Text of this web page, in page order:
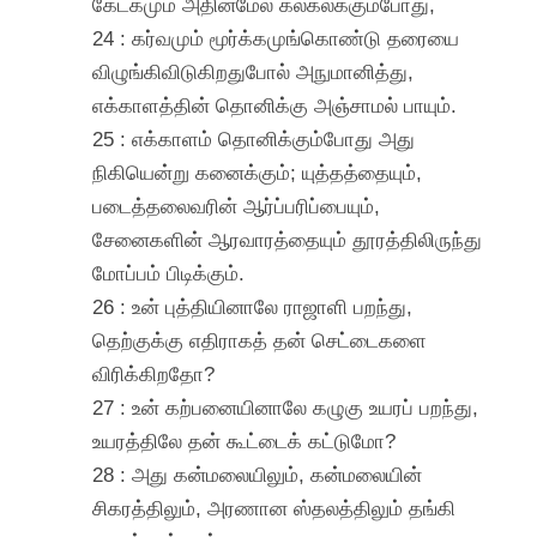
24 : கர்வமும் மூர்க்கமுங்கொண்டு தரையை
விழுங்கிவிடுகிறதுபோல் அநுமானித்து,
எக்காளத்தின் தொனிக்கு அஞ்சாமல் பாயும்.
25 : எக்காளம் தொனிக்கும்போது அது
நிகியென்று கனைக்கும்; யுத்தத்தையும்,
படைத்தலைவரின் ஆர்ப்பரிப்பையும்,
சேனைகளின் ஆரவாரத்தையும் தூரத்திலிருந்து
மோப்பம் பிடிக்கும்.
26 : உன் புத்தியினாலே ராஜாளி பறந்து,
தெற்குக்கு எதிராகத் தன் செட்டைகளை
விரிக்கிறதோ?
27 : உன் கற்பனையினாலே கழுகு உயரப் பறந்து,
உயரத்திலே தன் கூட்டைக் கட்டுமோ?
28 : அது கன்மலையிலும், கன்மலையின்
சிகரத்திலும், அரணான ஸ்தலத்திலும் தங்கி